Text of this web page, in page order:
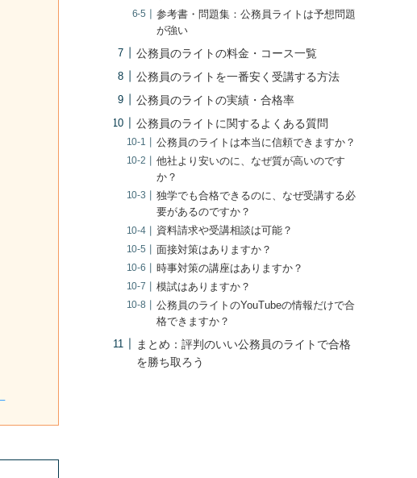
参考書・問題集：公務員ライトは予想問題
が強い
公務員のライトの料金・コース一覧
公務員のライトを一番安く受講する方法
公務員のライトの実績・合格率
公務員のライトに関するよくある質問
公務員のライトは本当に信頼できますか？
他社より安いのに、なぜ質が高いのです
か？
独学でも合格できるのに、なぜ受講する必
要があるのですか？
資料請求や受講相談は可能？
面接対策はありますか？
時事対策の講座はありますか？
模試はありますか？
公務員のライトのYouTubeの情報だけで合
格できますか？
まとめ：評判のいい公務員のライトで合格
を勝ち取ろう